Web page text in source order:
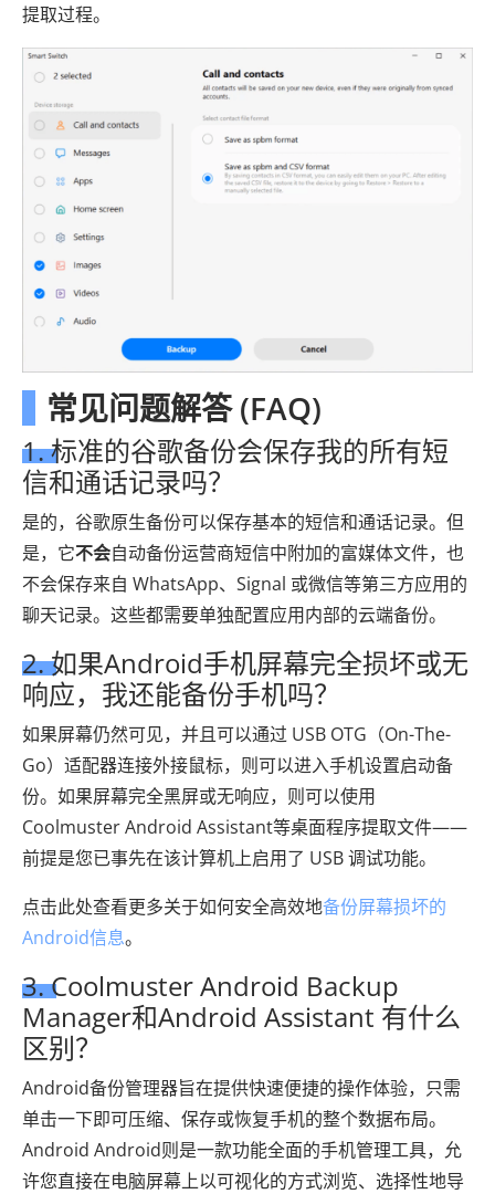
提取过程。
常见问题解答 (FAQ)
1. 标准的谷歌备份会保存我的所有短
信和通话记录吗？
是的，谷歌原生备份可以保存基本的短信和通话记录。但
是，它不会自动备份运营商短信中附加的富媒体文件，也
不会保存来自 WhatsApp、Signal 或微信等第三方应用的
聊天记录。这些都需要单独配置应用内部的云端备份。
2. 如果Android手机屏幕完全损坏或无
响应，我还能备份手机吗？
如果屏幕仍然可见，并且可以通过 USB OTG（On-The-
Go）适配器连接外接鼠标，则可以进入手机设置启动备
份。如果屏幕完全黑屏或无响应，则可以使用
Coolmuster Android Assistant等桌面程序提取文件——
前提是您已事先在该计算机上启用了 USB 调试功能。
点击此处查看更多关于如何安全高效地备份屏幕损坏的
Android信息。
3. Coolmuster Android Backup
Manager和Android Assistant 有什么
区别？
Android备份管理器旨在提供快速便捷的操作体验，只需
单击一下即可压缩、保存或恢复手机的整个数据布局。
Android Android则是一款功能全面的手机管理工具，允
许您直接在电脑屏幕上以可视化的方式浏览、选择性地导